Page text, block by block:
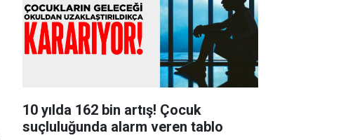
10 yılda 162 bin artış! Çocuk
suçluluğunda alarm veren tablo